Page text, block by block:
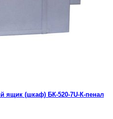
ящик (шкаф) БК-520-7U-К-пенал